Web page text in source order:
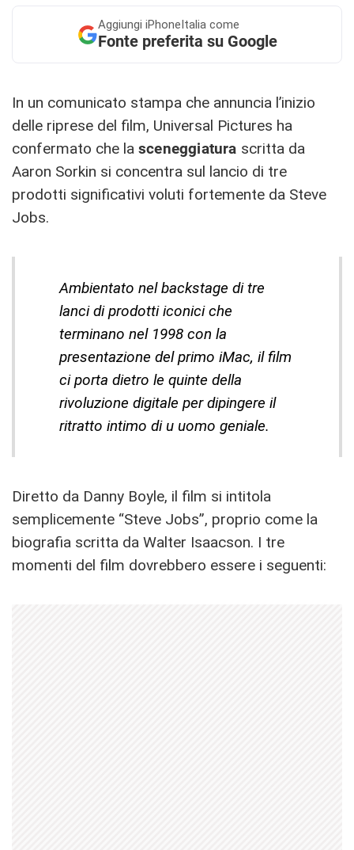
Aggiungi iPhoneItalia come
Fonte preferita su Google
In un comunicato stampa che annuncia l’inizio
delle riprese del film, Universal Pictures ha
confermato che la sceneggiatura scritta da
Aaron Sorkin si concentra sul lancio di tre
prodotti significativi voluti fortemente da Steve
Jobs.
Ambientato nel backstage di tre
lanci di prodotti iconici che
terminano nel 1998 con la
presentazione del primo iMac, il film
ci porta dietro le quinte della
rivoluzione digitale per dipingere il
ritratto intimo di u uomo geniale.
Diretto da Danny Boyle, il film si intitola
semplicemente “Steve Jobs”, proprio come la
biografia scritta da Walter Isaacson. I tre
momenti del film dovrebbero essere i seguenti: